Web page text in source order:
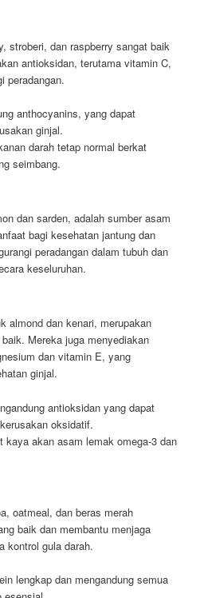
stroberi, dan raspberry sangat baik
antioksidan, terutama vitamin C,
peradangan.
anthocyanins, yang dapat
ginjal.
darah tetap normal berkat
seimbang.
dan sarden, adalah sumber asam
bagi kesehatan jantung dan
peradangan dalam tubuh dan
keseluruhan.
almond dan kenari, merupakan
Mereka juga menyediakan
dan vitamin E, yang
ginjal.
antioksidan yang dapat
oksidatif.
kaya akan asam lemak omega-3 dan
oatmeal, dan beras merah
baik dan membantu menjaga
kontrol gula darah.
lengkap dan mengandung semua